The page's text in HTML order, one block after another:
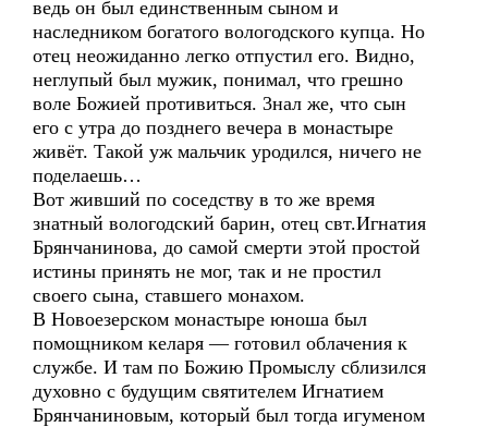
ведь он был единственным сыном и
наследником богатого вологодского купца. Но
отец неожиданно легко отпустил его. Видно,
неглупый был мужик, понимал, что грешно
воле Божией противиться. 3нал же, что сын
его с утра до позднего вечера в монастыре
живёт. Такой уж мальчик уродился, ничего не
поделаешь…
Вот живший по соседству в то же время
знатный вологодский барин, отец свт.Игнатия
Брянчанинова, до самой смерти этой простой
истины принять не мог, так и не простил
своего сына, ставшего монахом.
В Новоезерском монастыре юноша был
помощником келаря — готовил облачения к
службе. И там по Божию Промыслу сблизился
духовно с будущим святителем Игнатием
Брянчаниновым, который был тогда игуменом